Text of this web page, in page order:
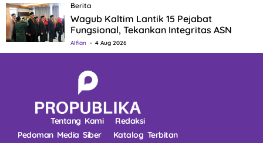
Berita
Wagub Kaltim Lantik 15 Pejabat
Fungsional, Tekankan Integritas ASN
Alfian 4 Aug 2026
Tentang Kami
Redaksi
Pedoman Media Siber
Katalog Terbitan